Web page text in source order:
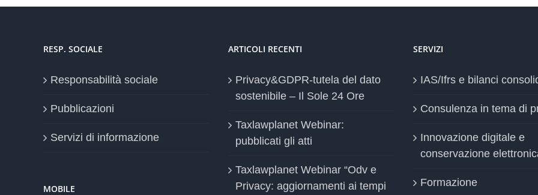
RESP. SOCIALE
Responsabilità sociale
Pubblicazioni
Servizi di informazione
MOBILE
ARTICOLI RECENTI
Privacy&GDPR-tutela del dato
sostenibile – Il Sole 24 Ore
Taxlawplanet Webinar:
pubblicati gli atti
Taxlawplanet Webinar “Odv e
Privacy: aggiornamenti ai tempi
SERVIZI
IAS/Ifrs e bilanci
Consulenza in tema di
Innovazione digitale e
conservazione
Formazione